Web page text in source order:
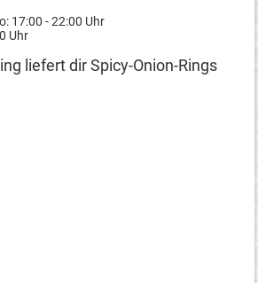
17:00 - 22:00 Uhr
Uhr
liefert dir Spicy-Onion-Rings